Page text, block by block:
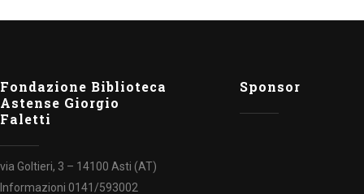
Fondazione Biblioteca
Astense Giorgio
Faletti
via Goltieri, 3 – 14100 Asti (AT)
Informazioni 0141/593002
Sponsor